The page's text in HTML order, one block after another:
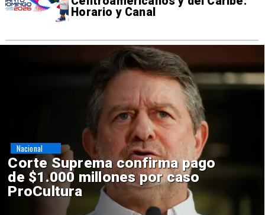
Horario y Canal
Codelco suspende
construcción de Andes Norte
en El Teniente por riesgos
sísmicos
Nacional